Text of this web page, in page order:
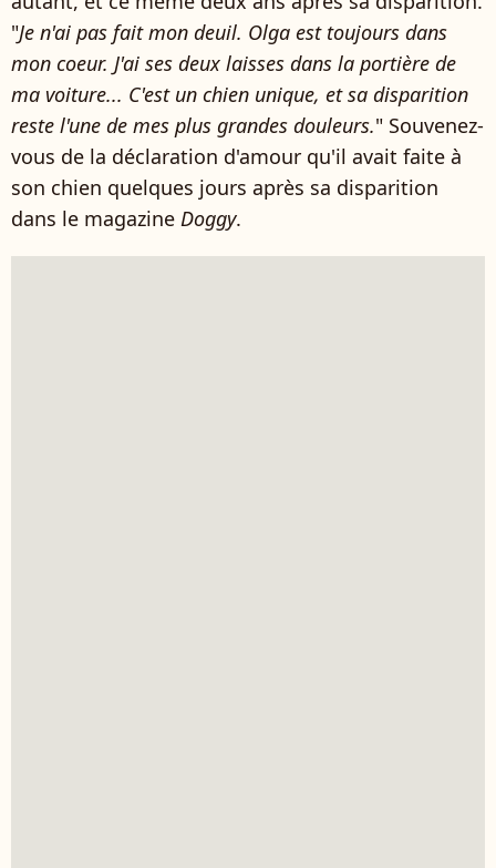
"Je n'ai pas fait mon deuil. Olga est toujours dans
mon coeur. J'ai ses deux laisses dans la portière de
ma voiture... C'est un chien unique, et sa disparition
reste l'une de mes plus grandes douleurs." Souvenez-
vous de la déclaration d'amour qu'il avait faite à
son chien quelques jours après sa disparition
dans le magazine Doggy.